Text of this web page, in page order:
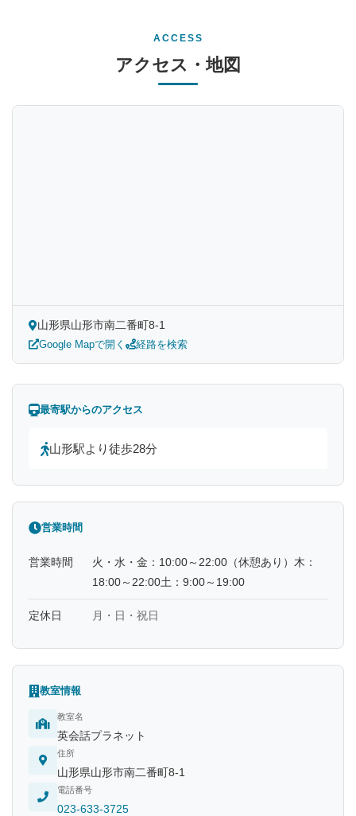
ACCESS
アクセス・地図
山形県山形市南二番町8-1
Google Mapで開く 経路を検索
最寄駅からのアクセス
山形駅より徒歩28分
営業時間
営業時間
火・水・金：10:00～22:00（休憩あり）木：
18:00～22:00土：9:00～19:00
定休日 月・日・祝日
教室情報
教室名
英会話プラネット
住所
山形県山形市南二番町8-1
電話番号
023-633-3725